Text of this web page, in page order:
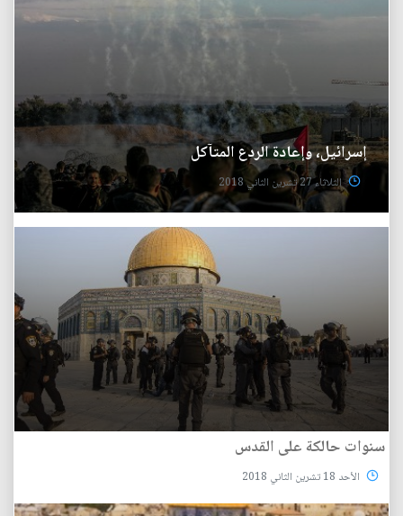
إسرائيل، وإعادة الردع المتآكل
الثلاثاء 27 تشرين الثاني 2018
سنوات حالكة على القدس
الأحد 18 تشرين الثاني 2018